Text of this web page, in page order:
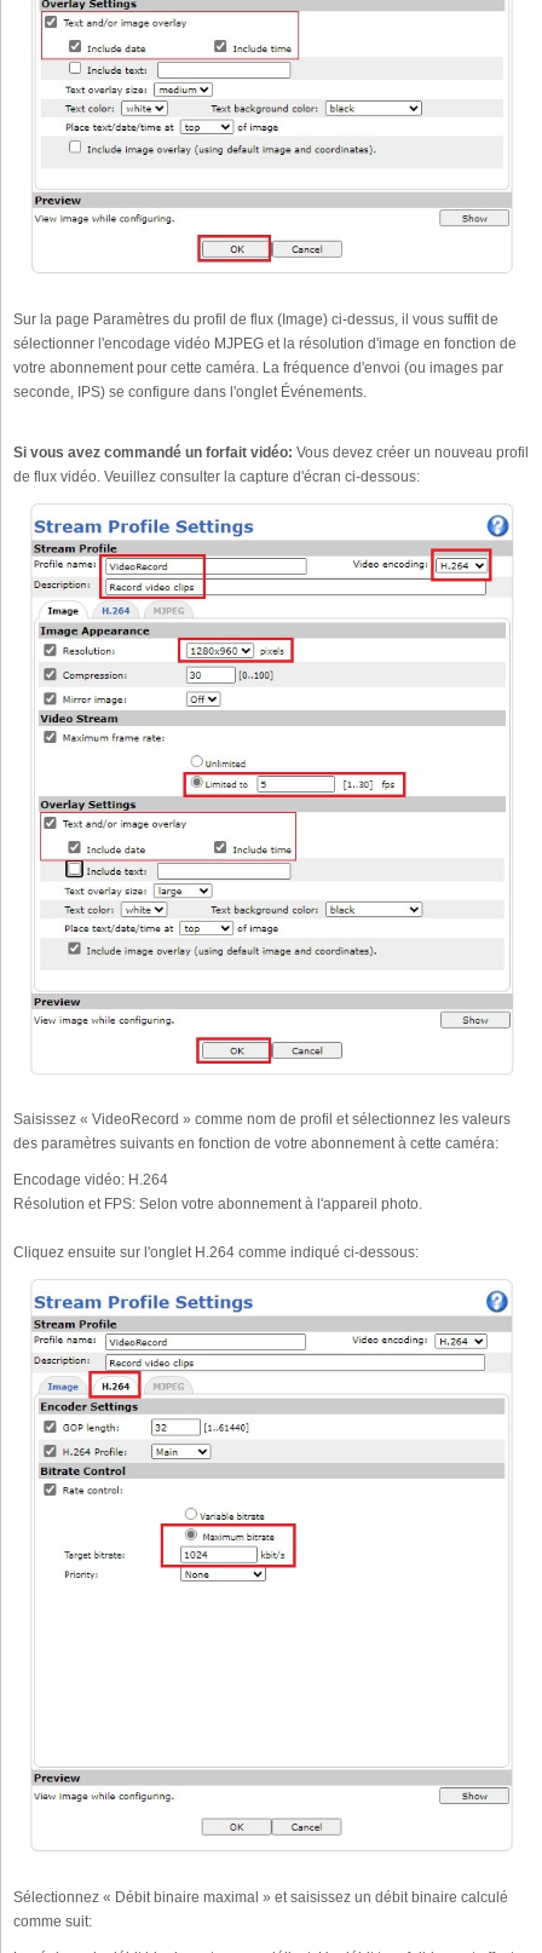
Sur la page Paramètres du profil de flux (Image) ci-dessus, il vous suffit de
sélectionner l'encodage vidéo MJPEG et la résolution d'image en fonction de
votre abonnement pour cette caméra. La fréquence d'envoi (ou images par
seconde, IPS) se configure dans l'onglet Événements.
Si vous avez commandé un forfait vidéo: Vous devez créer un nouveau profil
de flux vidéo. Veuillez consulter la capture d'écran ci-dessous:
Saisissez « VideoRecord » comme nom de profil et sélectionnez les valeurs
des paramètres suivants en fonction de votre abonnement à cette caméra:
Encodage vidéo: H.264
Résolution et FPS: Selon votre abonnement à l'appareil photo.
Cliquez ensuite sur l'onglet H.264 comme indiqué ci-dessous:
Sélectionnez « Débit binaire maximal » et saisissez un débit binaire calculé
comme suit: